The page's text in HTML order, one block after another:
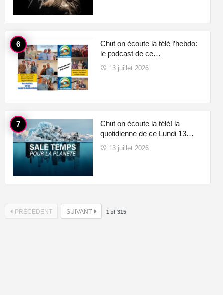
Chut on écoute la télé l’hebdo:
le podcast de ce…
13 juillet 2026
Chut on écoute la télé! la
quotidienne de ce Lundi 13…
13 juillet 2026
PRÉCÉDENT SUIVANT 1 of 315